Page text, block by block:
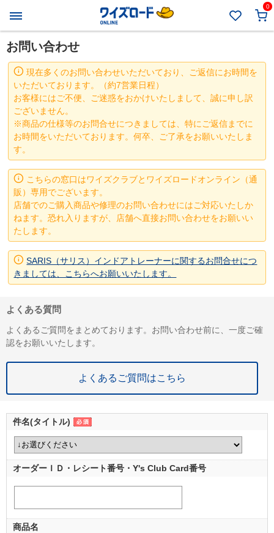
0
お問い合わせ
現在多くのお問い合わせいただいており、ご返信にお時間を
いただいております。（約7営業日程）
お客様にはご不便、ご迷惑をおかけいたしまして、誠に申し訳
ございません。
※商品の仕様等のお問合せにつきましては、特にご返信までに
お時間をいただいております。何卒、ご了承をお願いいたしま
す。
こちらの窓口はワイズクラブとワイズロードオンライン（通
販）専用でございます。
店舗でのご購入商品や修理のお問い合わせにはご対応いたしか
ねます。恐れ入りますが、店舗へ直接お問い合わせをお願いい
たします。
SARIS（サリス）インドアトレーナーに関するお問合せにつ
きましては、こちらへお願いいたします。
よくある質問
よくあるご質問をまとめております。お問い合わせ前に、一度ご確
認をお願いいたします。
よくあるご質問はこちら
件名(タイトル)
オーダーＩＤ・レシート番号・Y's Club Card番号
商品名